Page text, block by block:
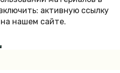
активную ссылку
нашем сайте.